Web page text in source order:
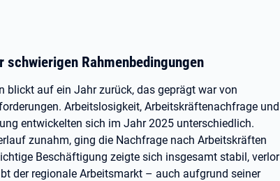
Rahmenbedingungen
blickt auf ein Jahr zurück, das geprägt war von
Arbeitslosigkeit, Arbeitskräftenachfrage und
entwickelten sich im Jahr 2025 unterschiedlich.
zunahm, ging die Nachfrage nach Arbeitskräften
Beschäftigung zeigte sich insgesamt stabil, verlor
der regionale Arbeitsmarkt – auch aufgrund seiner